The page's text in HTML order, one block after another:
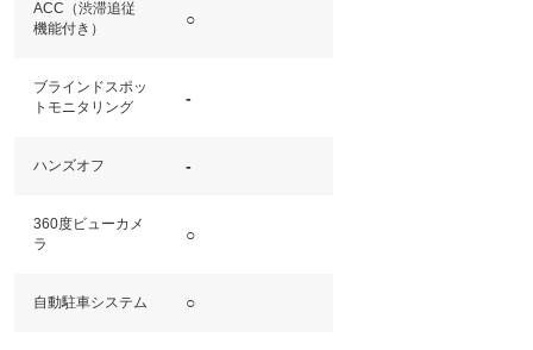
ACC（渋滞追従
機能付き）
○
ブラインドスポッ
トモニタリング
-
ハンズオフ -
360度ビューカメ
ラ
○
自動駐車システム ○